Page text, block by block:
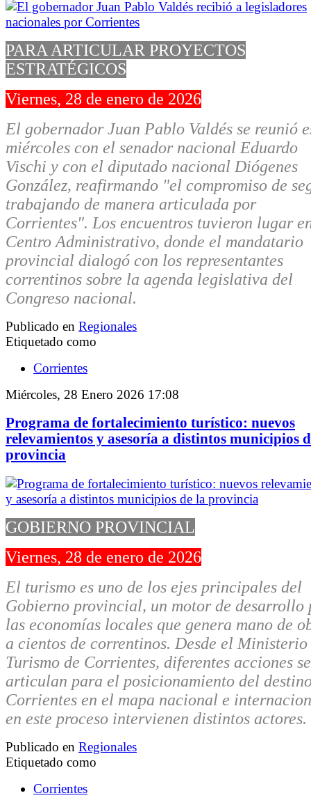
PARA ARTICULAR PROYECTOS
ESTRATÉGICOS
Viernes, 28 de enero de 2026
El gobernador Juan Pablo Valdés se reunió
miércoles con el senador nacional Eduardo
Vischi y con el diputado nacional Diógenes
González, reafirmando "el compromiso de
trabajando de manera articulada por
Corrientes". Los encuentros tuvieron lugar
Centro Administrativo, donde el mandatario
provincial dialogó con los representantes
correntinos sobre la agenda legislativa del
Congreso nacional.
Publicado en Regionales
Etiquetado como
Corrientes
Miércoles, 28 Enero 2026 17:08
Programa de fortalecimiento turístico: nuevos
relevamientos y asesoría a distintos municipios
provincia
GOBIERNO PROVINCIAL
Viernes, 28 de enero de 2026
El turismo es uno de los ejes principales del
Gobierno provincial, un motor de desarrollo
las economías locales que genera mano de
a cientos de correntinos. Desde el Ministerio
Turismo de Corrientes, diferentes acciones se
articulan para el posicionamiento del
Corrientes en el mapa nacional e
en este proceso intervienen distintos actores.
Publicado en Regionales
Etiquetado como
Corrientes